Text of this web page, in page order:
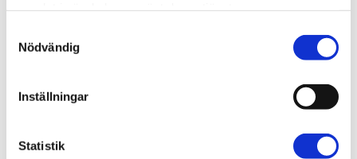
Nödvändig
Inställningar
Statistik